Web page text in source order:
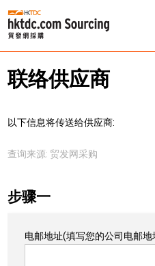
联络供应商
以下信息将传送给供应商:
查询来源: 贸发网采购
步骤一
电邮地址(填写您的公司电邮